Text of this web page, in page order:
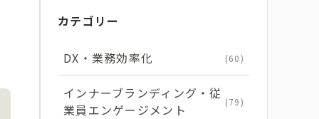
カテゴリー
DX・業務効率化 (60)
インナーブランディング・従
業員エンゲージメント
(79)